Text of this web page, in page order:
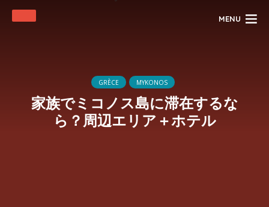
MENU
GRÈCE MYKONOS
家族でミコノス島に滞在するな
ら？周辺エリア＋ホテル